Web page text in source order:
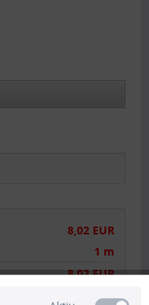
8,02 EUR
1 m
8,02 EUR